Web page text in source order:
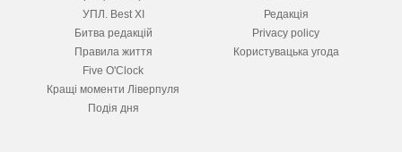
УПЛ. Best XІ
Битва редакцій
Правила життя
Five O'Clock
Кращі моменти Ліверпуля
Подія дня
Редакція
Privacy policy
Користувацька угода